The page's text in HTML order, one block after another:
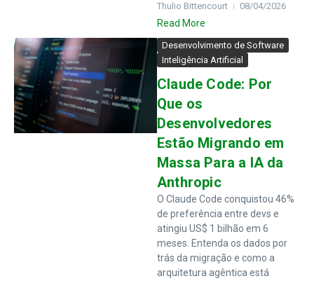
Thulio Bittencourt 08/04/2026
Read More
Desenvolvimento de Software
Inteligência Artificial
Claude Code: Por
Que os
Desenvolvedores
Estão Migrando em
Massa Para a IA da
Anthropic
O Claude Code conquistou 46%
de preferência entre devs e
atingiu US$ 1 bilhão em 6
meses. Entenda os dados por
trás da migração e como a
arquitetura agêntica está